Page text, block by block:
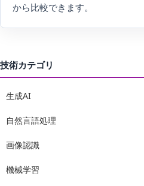
から比較できます。
技術カテゴリ
生成AI
自然言語処理
画像認識
機械学習